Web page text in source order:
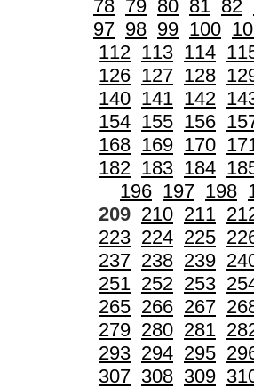
78 79 80 81 82
97 98 99 100
112 113 114
126 127 128
140 141 142
154 155 156
168 169 170
182 183 184
196 197 198
209 210 211
223 224 225
237 238 239
251 252 253
265 266 267
279 280 281
293 294 295
307 308 309